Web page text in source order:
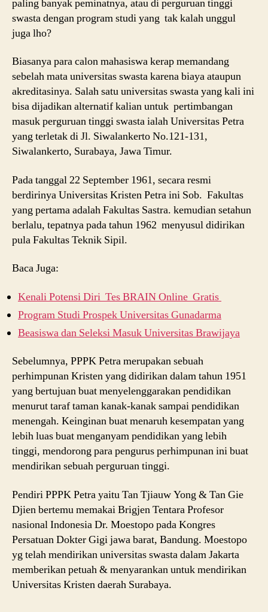
paling banyak peminatnya, atau di perguruan tinggi
swasta dengan program studi yang tak kalah unggul
juga lho?
Biasanya para calon mahasiswa kerap memandang
sebelah mata universitas swasta karena biaya ataupun
akreditasinya. Salah satu universitas swasta yang kali ini
bisa dijadikan alternatif kalian untuk pertimbangan
masuk perguruan tinggi swasta ialah Universitas Petra
yang terletak di Jl. Siwalankerto No.121-131,
Siwalankerto, Surabaya, Jawa Timur.
Pada tanggal 22 September 1961, secara resmi
berdirinya Universitas Kristen Petra ini Sob. Fakultas
yang pertama adalah Fakultas Sastra. kemudian setahun
berlalu, tepatnya pada tahun 1962 menyusul didirikan
pula Fakultas Teknik Sipil.
Baca Juga:
Kenali Potensi Diri Tes BRAIN Online Gratis
Program Studi Prospek Universitas Gunadarma
Beasiswa dan Seleksi Masuk Universitas Brawijaya
Sebelumnya, PPPK Petra merupakan sebuah
perhimpunan Kristen yang didirikan dalam tahun 1951
yang bertujuan buat menyelenggarakan pendidikan
menurut taraf taman kanak-kanak sampai pendidikan
menengah. Keinginan buat menaruh kesempatan yang
lebih luas buat menganyam pendidikan yang lebih
tinggi, mendorong para pengurus perhimpunan ini buat
mendirikan sebuah perguruan tinggi.
Pendiri PPPK Petra yaitu Tan Tjiauw Yong & Tan Gie
Djien bertemu memakai Brigjen Tentara Profesor
nasional Indonesia Dr. Moestopo pada Kongres
Persatuan Dokter Gigi jawa barat, Bandung. Moestopo
yg telah mendirikan universitas swasta dalam Jakarta
memberikan petuah & menyarankan untuk mendirikan
Universitas Kristen daerah Surabaya.